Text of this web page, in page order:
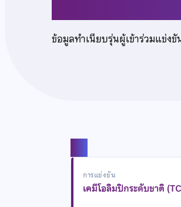
ข้อมูลทำเนียบรุ่นผู้เข้าร่วมแข่ง
การแข่งขัน
เคมีโอลิมปิกระดับชาติ